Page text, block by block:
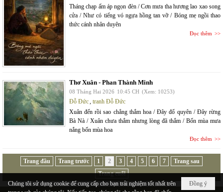
Tháng chạp ấm áp ngọn đèn / Cơn mưa tha hương lao xao song
cửa / Như có tiếng vó ngựa hồng tan vỡ / Bóng mẹ ngồi thao
thức cánh nhân duyên
Đọc thêm
Thơ Xuân - Phan Thành Minh
08 Tháng Hai 2026 10:45 CH (Xem: 10253)
Đỗ Đức, tranh Đỗ Đức
Xuân đến rồi sao chẳng thắm hoa / Đây đổ quyên / Đây rừng
Bà Nà / Xuân chưa thắm nhưng lòng đã thắm / Bốn mùa mưa
nắng bốn mùa hoa
Đọc thêm
Trang đầu Trang trước 1 2 3 4 5 6 7
Trang sau
Trang cuối
Đồng ý
Chúng tôi sử dụng cookie để cung cấp cho bạn trải nghiệm tốt nhất trên